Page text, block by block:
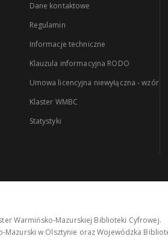
Dane kontaktowe
Regulamin
Informacje techniczne
Klauzula informacyjna RODO
Umowa licencyjna niewyłączna - wzór
Klaster WMBC
Statystyki
Warmińsko-Mazurskiej Biblioteki Cyfrowej.
Mazurski w Olsztynie oraz Wojewódzka